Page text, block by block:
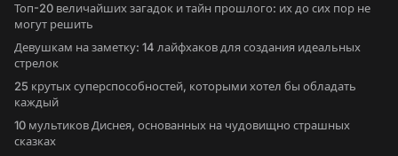
Топ-20 величайших загадок и тайн прошлого: их до сих пор не
могут решить
Девушкам на заметку: 14 лайфхаков для создания идеальных
стрелок
25 крутых суперспособностей, которыми хотел бы обладать
каждый
10 мультиков Диснея, основанных на чудовищно страшных
сказках